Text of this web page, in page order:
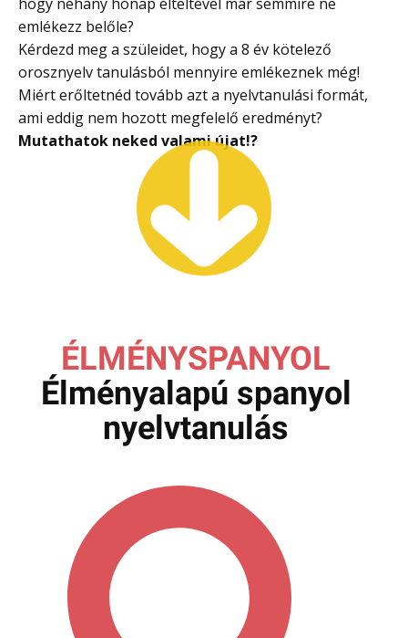
emlékezz belőle?
Kérdezd meg a szüleidet, hogy a 8 év kötelező
orosznyelv tanulásból mennyire emlékeznek még!
Miért erőltetnéd tovább azt a nyelvtanulási formát,
ami eddig nem hozott megfelelő eredményt?
Mutathatok neked valami újat!?
ÉLMÉNYSPANYOL
Élményalapú spanyol
nyelvtanulás